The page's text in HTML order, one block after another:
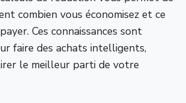
combien vous économisez et ce
Ces connaissances sont
faire des achats intelligents,
le meilleur parti de votre